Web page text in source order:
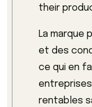
their
La marque
et des
ce qui en
rentables